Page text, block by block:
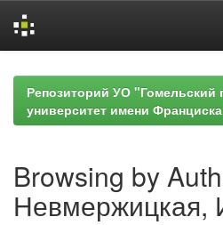
navigationРепозиторий УО "Гомельский
университет имени
Browsing by
Невмержицкая,